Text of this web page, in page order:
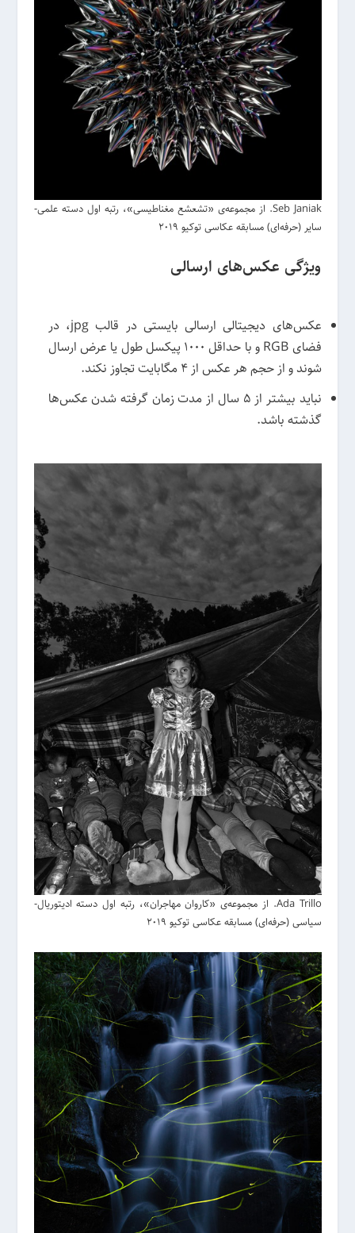
Seb Janiak. از مجموعه‌ی «تشعشع مغناطیسی»، رتبه اول دسته علمی-
سایر (حرفه‌ای) مسابقه عکاسی توکیو 2019
ویژگی عکس‌های ارسالی
عکس‌های دیجیتالی ارسالی بایستی در قالب jpg، در
فضای RGB و با حداقل 1000 پیکسل طول یا عرض ارسال
شوند و از حجم هر عکس از 4 مگابایت تجاوز نکند.
نباید بیشتر از 5 سال از مدت زمان گرفته شدن عکس‌ها
گذشته باشد.
Ada Trillo. از مجموعه‌ی «کاروان مهاجران»، رتبه اول دسته ادیتوریال-
سیاسی (حرفه‌ای) مسابقه عکاسی توکیو 2019